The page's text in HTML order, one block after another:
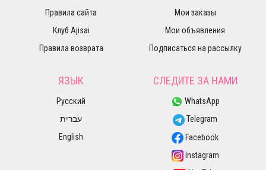
Правила сайта
Клуб Ajisai
Правила возврата
Мои заказы
Мои объявления
Подписаться на рассылку
ЯЗЫК
Русский
עברית
English
СЛЕДИТЕ ЗА НАМИ
WhatsApp
Telegram
Facebook
Instagram